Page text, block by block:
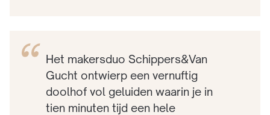
Het makersduo Schippers&Van
Gucht ontwierp een vernuftig
doolhof vol geluiden waarin je in
tien minuten tijd een hele